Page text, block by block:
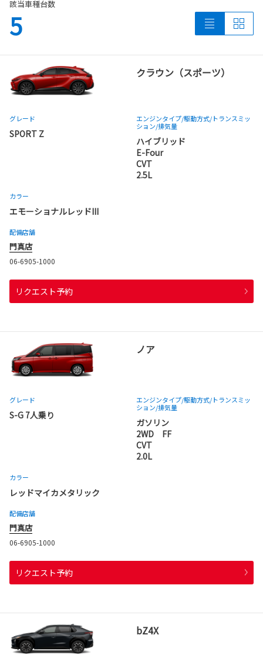
該当車種台数
5
クラウン（スポーツ）
グレード
SPORT Z
エンジンタイプ/駆動方式/トランスミッ
ション/排気量
ハイブリッド
E-Four
CVT
2.5L
カラー
エモーショナルレッドIII
配備店舗
門真店
06-6905-1000
リクエスト予約
ノア
グレード
S-G 7人乗り
エンジンタイプ/駆動方式/トランスミッ
ション/排気量
ガソリン
2WD FF
CVT
2.0L
カラー
レッドマイカメタリック
配備店舗
門真店
06-6905-1000
リクエスト予約
bZ4X